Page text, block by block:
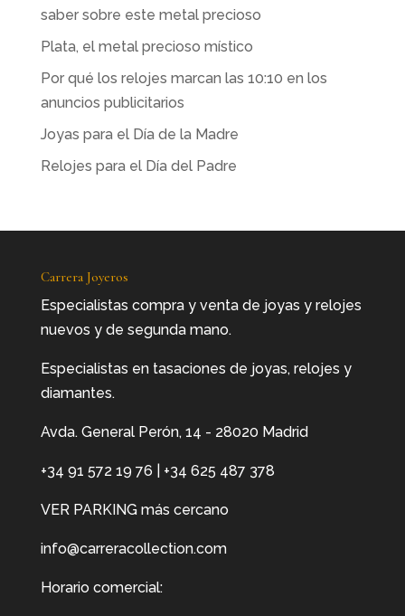
saber sobre este metal precioso
Plata, el metal precioso místico
Por qué los relojes marcan las 10:10 en los
anuncios publicitarios
Joyas para el Día de la Madre
Relojes para el Día del Padre
Carrera Joyeros
Especialistas compra y venta de joyas y relojes
nuevos y de segunda mano.
Especialistas en tasaciones de joyas, relojes y
diamantes.
Avda. General Perón, 14 - 28020 Madrid
+34 91 572 19 76 +34 625 487 378
VER PARKING más cercano
info@carreracollection.com
Horario comercial: